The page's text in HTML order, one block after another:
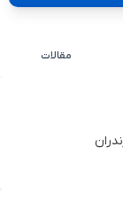
مقالات